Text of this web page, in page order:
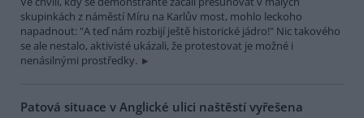
skupinkách z náměstí Míru na Karlův most, mohlo leckoho
napadnout: "A teď nám rozbijí ještě historické jádro!" Nic takového
se ale nestalo, aktivisté ukázali, že protestovat je možné i
nenásilnými prostředky.
Patová situace v Anglické ulici naštěstí vyřešena